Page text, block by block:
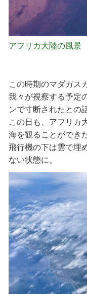
アフリカ大陸の風景
この時期のマダガス
我々が視察する予定
ンで寸断されたとの
この日も、アフリカ
海を観ることができ
飛行機の下は雲で埋
ない状態に。